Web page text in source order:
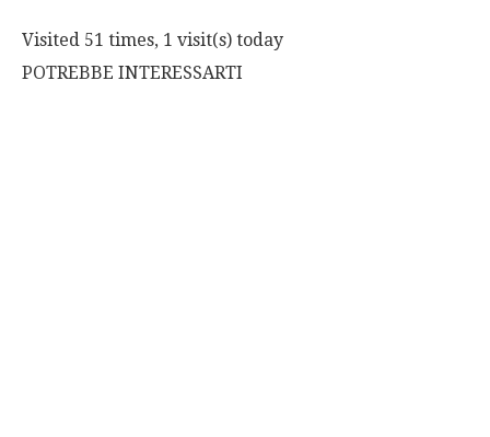
Visited 51 times, 1 visit(s) today
POTREBBE INTERESSARTI